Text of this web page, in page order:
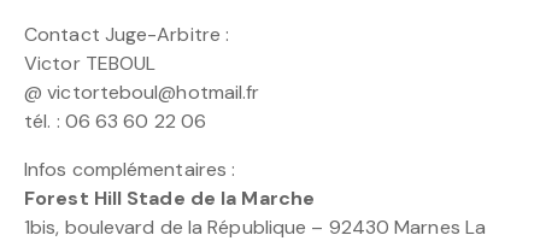
Contact Juge-Arbitre :
Victor TEBOUL
@ victorteboul@hotmail.fr
tél. : 06 63 60 22 06
Infos complémentaires :
Forest Hill Stade de la Marche
1bis, boulevard de la République – 92430 Marnes La